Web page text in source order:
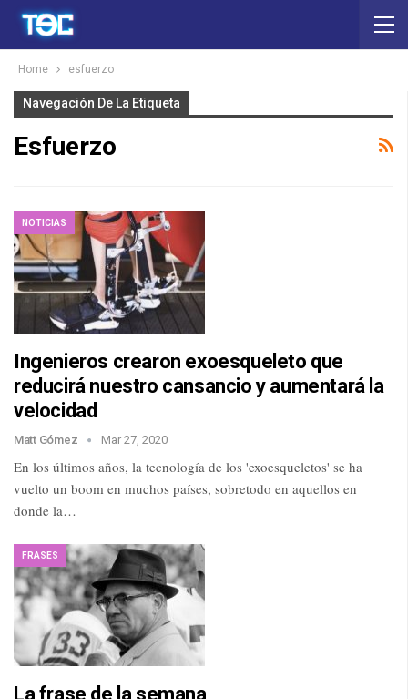
Home esfuerzo
Navegación De La Etiqueta
Esfuerzo
NOTICIAS
Ingenieros crearon exoesqueleto que
reducirá nuestro cansancio y aumentará la
velocidad
Matt Gómez Mar 27, 2020
En los últimos años, la tecnología de los 'exoesqueletos' se ha
vuelto un boom en muchos países, sobretodo en aquellos en
donde la…
FRASES
La frase de la semana